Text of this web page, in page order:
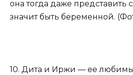
она тогда даже представить
значит быть беременной.
10. Дита и Иржи — ее